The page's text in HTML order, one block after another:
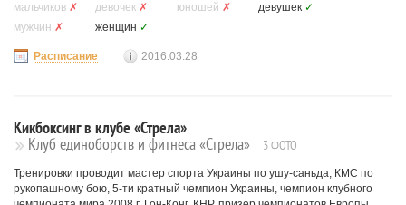
мальчиков ✗ девочек ✗ юношей ✗ девушек ✓
мужчин ✗ женщин ✓
Расписание 2016.03.28
Кикбоксинг в клубе «Стрела»
Клуб единоборств и фитнеса «Стрела» 3 ФОТО
Тренировки проводит мастер спорта Украины по ушу-саньда, КМС по
рукопашному бою, 5-ти кратный чемпион Украины, чемпион клубного